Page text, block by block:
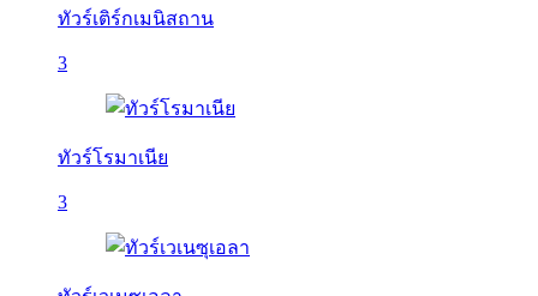
ทัวร์เติร์กเมนิสถาน
3
ทัวร์โรมาเนีย
3